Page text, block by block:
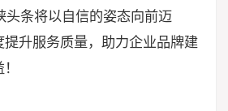
头条将以自信的姿态向前迈
升服务质量，助力企业品牌建